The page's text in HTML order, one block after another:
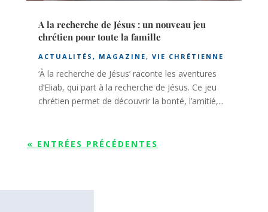
A la recherche de Jésus : un nouveau jeu
chrétien pour toute la famille
ACTUALITÉS , MAGAZINE, VIE CHRÉTIENNE
‘À la recherche de Jésus’ raconte les aventures
d’Eliab, qui part à la recherche de Jésus. Ce jeu
chrétien permet de découvrir la bonté, l’amitié,...
« ENTRÉES PRÉCÉDENTES